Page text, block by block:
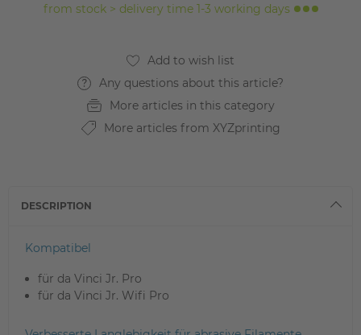
from stock > delivery time 1-3 working days
Any questions about this article?
More articles in this category
More articles from XYZprinting
DESCRIPTION
Kompatibel
für da Vinci Jr. Pro
für da Vinci Jr. Wifi Pro